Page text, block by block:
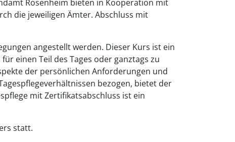
Rosenheim bieten in Kooperation mit
die jeweiligen Ämter. Abschluss mit
angestellt werden. Dieser Kurs ist ein
einen Teil des Tages oder ganztags zu
der persönlichen Anforderungen und
bezogen, bietet der
mit Zertifikatsabschluss ist ein
statt.